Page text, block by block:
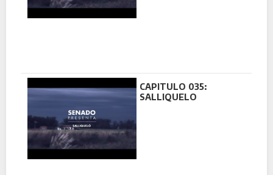
CAPITULO 035:
SALLIQUELO